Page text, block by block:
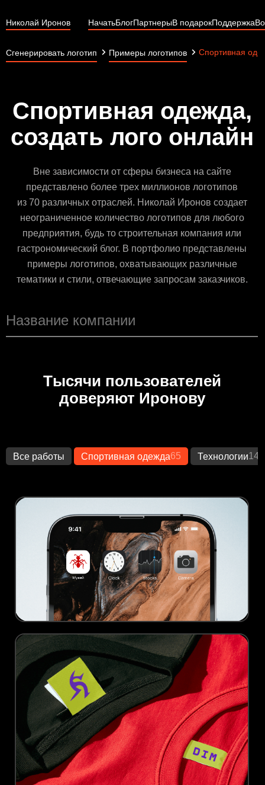
Николай Иронов НачатьБлогПартнерыВ подарокПоддержка
Сгенерировать логотип Примеры логотипов Спортивная
Спортивная одежда,
создать лого онлайн
Вне зависимости от сферы бизнеса на сайте
представлено более трех миллионов логотипов
из 70 различных отраслей. Николай Иронов создает
неограниченное количество логотипов для любого
предприятия, будь то строительная компания или
гастрономический блог. В портфолио представлены
примеры логотипов, охватывающих различные
тематики и стили, отвечающие запросам заказчиков.
Тысячи пользователей
доверяют Иронову
Все работы Спортивная одежда65 Технологии